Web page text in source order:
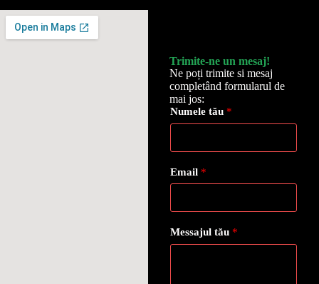
Trimite-ne un mesaj!
Ne poți trimite si mesaj
completând formularul de
mai jos:
Numele tău *
Email *
Messajul tău *